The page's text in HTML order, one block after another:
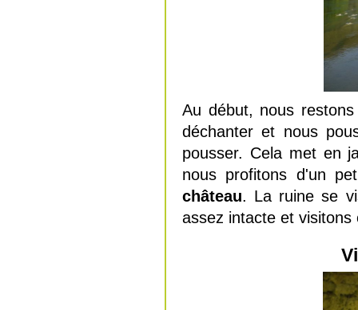
Au début, nous
déchanter et nous
pousser. Cela met en
nous profitons d'un
château. La ruine se
assez intacte et